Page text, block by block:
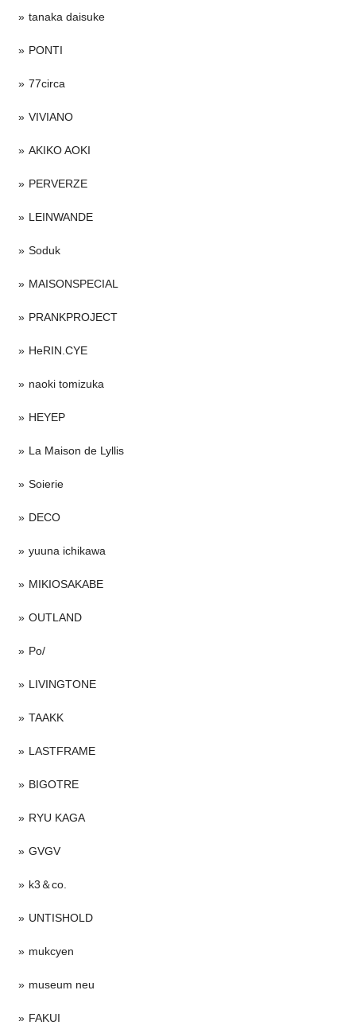
tanaka daisuke
PONTI
77circa
VIVIANO
AKIKO AOKI
PERVERZE
LEINWANDE
Soduk
MAISONSPECIAL
PRANKPROJECT
HeRIN.CYE
naoki tomizuka
HEYEP
La Maison de Lyllis
Soierie
DECO
yuuna ichikawa
MIKIOSAKABE
OUTLAND
Po/
LIVINGTONE
TAAKK
LASTFRAME
BIGOTRE
RYU KAGA
GVGV
k3＆co.
UNTISHOLD
mukcyen
museum neu
FAKUI